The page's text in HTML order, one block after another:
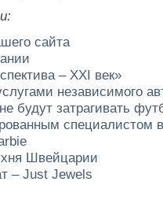
сайта
– XXI век»
независимого
будут затрагивать
специалистом
Швейцарии
– Just Jewels